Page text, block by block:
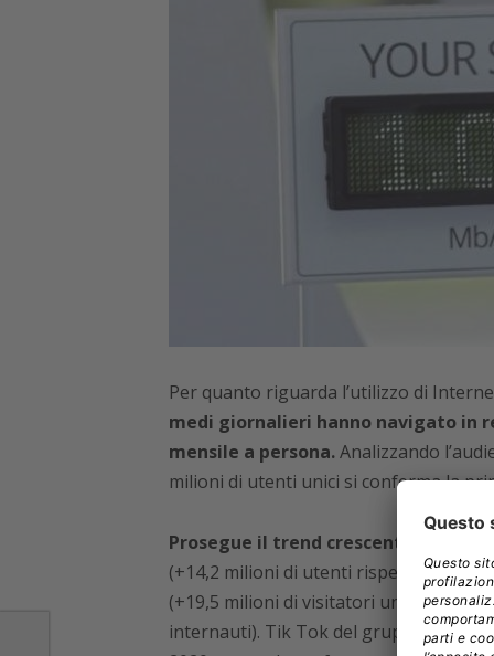
Per quanto riguarda l’utilizzo di
medi giornalieri hanno navigato in
mensile a persona.Analizzando
milioni di utenti unici si conferma la
Prosegue il trend crescente per
(+14,2 milioni di utenti rispetto a
(+19,5 milioni di visitatori unici),
internauti). Tik Tok del gruppo